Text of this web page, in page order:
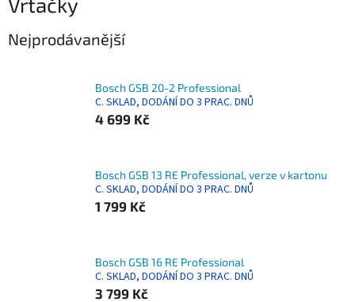
Nejprodávanější
Bosch GSB 20-2 Professional
C. SKLAD, DODÁNÍ DO 3 PRAC. DNŮ
4 699 Kč
Bosch GSB 13 RE Professional, verze v kartonu
C. SKLAD, DODÁNÍ DO 3 PRAC. DNŮ
1 799 Kč
Bosch GSB 16 RE Professional
C. SKLAD, DODÁNÍ DO 3 PRAC. DNŮ
3 799 Kč